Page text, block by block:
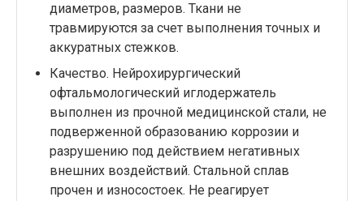
диаметров, размеров. Ткани не
травмируются за счет выполнения точных и
аккуратных стежков.
Качество. Нейрохирургический
офтальмологический иглодержатель
выполнен из прочной медицинской стали, не
подверженной образованию коррозии и
разрушению под действием негативных
внешних воздействий. Стальной сплав
прочен и износостоек. Не реагирует